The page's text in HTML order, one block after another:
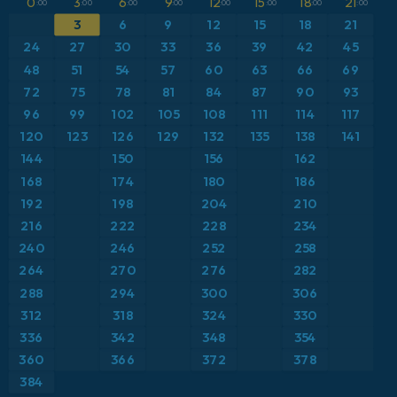
Bliski Wschód
Brazylia
Europa
Grecja
Hiszpania
Islandia
Karaiby
Meksyk
Niemcy
Polska
Skandynawia
Stany Zjednoczone
CAPE
Ciśnienie
Opady, chmury i ciśnienie
Pokrywa śnieżna
Porywy wiatru
Punkt rosy na 2 m
Suma opadów
Temperatura na 2 m
Temperatura na 850 hPa
Wiatr na 10 m
Wiatr na 300 hPa (prąd strumieniowy)
:00 :00 :00 :00 :00 :00 :00 :00
3 6 9 12 15 18
21
24
27 30 33 36 39 42 45
48 51 54 57 60 63 66
69
72
75 78 81 84 87 90 93
96 99 102 105 108 111 114 117
120 123 126 129 132 135 138 141
144 150 156
162
168
174 180
186
192
198 204
210
216
222 228 234
240 246 252 258
264 270 276
282
288
294 300
306
312
318 324
330
336
342 348 354
360 366 372 378
384